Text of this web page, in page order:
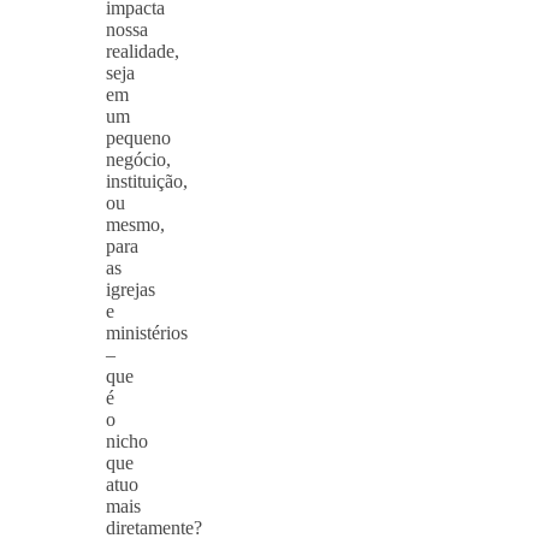
impacta
nossa
realidade,
seja
em
um
pequeno
negócio,
instituição,
ou
mesmo,
para
as
igrejas
e
ministérios
–
que
é
o
nicho
que
atuo
mais
diretamente?